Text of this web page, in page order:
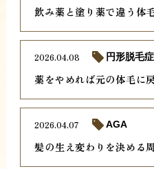
飲み薬と塗り薬で違う体
薬をやめれば元の体毛に
2026.04.08 円形脱毛症
髪の生え変わりを決める
2026.04.07 AGA